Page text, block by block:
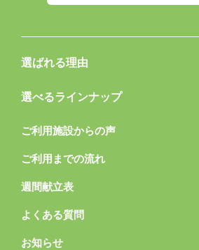
選ばれる理由
選べるラインナップ
ご利用施設からの声
ご利用までの流れ
週間献立表
よくある質問
お知らせ